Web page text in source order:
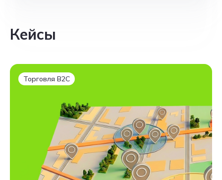
Кейсы
Торговля B2C